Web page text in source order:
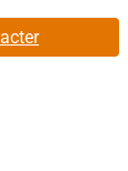
sont